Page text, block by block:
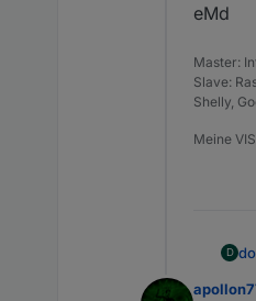
eMd
Master:
Slave:
Shelly,
Meine
D